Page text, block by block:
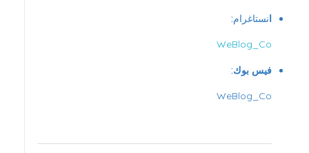
انستاغرام:
WeBlog_Co
فيس بوك:
WeBlog_Co